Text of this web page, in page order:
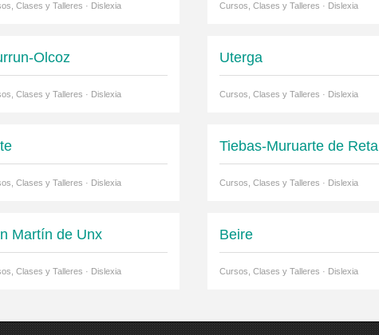
Clases y Talleres · Dislexia Cursos, Clases y Talleres · Dislexia
Olcoz
Clases y Talleres · Dislexia
Uterga
Cursos, Clases y Talleres · Dislexia
Clases y Talleres · Dislexia
Tiebas-Muruarte de Reta
Cursos, Clases y Talleres · Dislexia
Martín de Unx
Clases y Talleres · Dislexia
Beire
Cursos, Clases y Talleres · Dislexia